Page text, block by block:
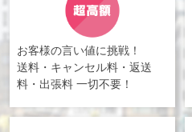
お客様の言い値に挑戦！
送料・キャンセル料・返送
料・出張料 一切不要！